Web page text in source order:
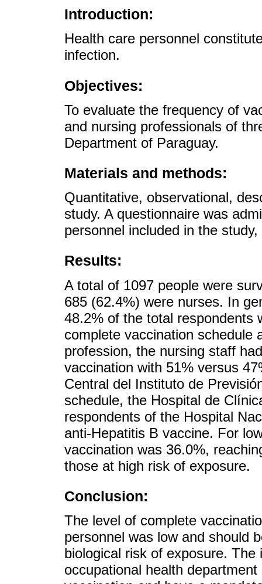
Introduction:
Health care personnel
infection.
Objectives:
To evaluate the frequency of
and nursing professionals of
Department of Paraguay.
Materials and methods:
Quantitative, observational,
study. A questionnaire was
personnel included in the
Results:
A total of 1097 people were
685 (62.4%) were nurses. In
48.2% of the total respondents
complete vaccination schedule
profession, the nursing staff
vaccination with 51% versus
Central del Instituto de
schedule, the Hospital de
respondents of the Hospital
anti-Hepatitis B vaccine. For
vaccination was 36.0%,
those at high risk of exposure.
Conclusion:
The level of complete
personnel was low and should
biological risk of exposure.
occupational health